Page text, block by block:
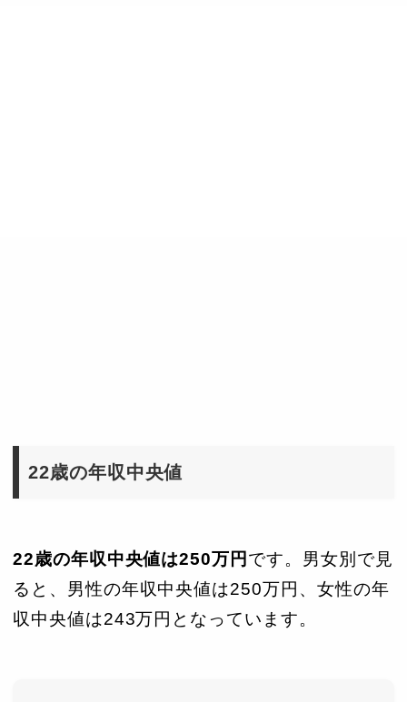
22歳の年収中央値
22歳の年収中央値は250万円 です。男女別で見
ると、男性の年収中央値は250万円、女性の年
収中央値は243万円となっています。